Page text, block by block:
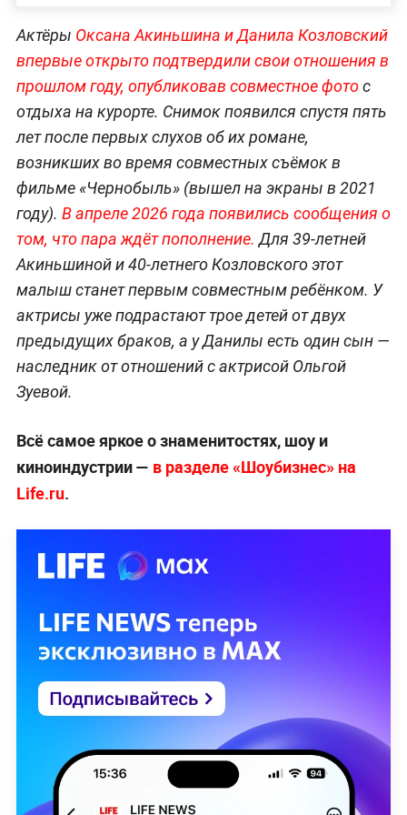
Актёры Оксана Акиньшина и Данила Козловский
впервые открыто подтвердили свои отношения в
прошлом году, опубликовав совместное фотос
отдыха на курорте. Снимок появился спустя пять
лет после первых слухов об их романе,
возникших во время совместных съёмок в
фильме «Чернобыль» (вышел на экраны в 2021
году). В апреле 2026 года появились сообщения о
том, что пара ждёт пополнение.Для 39-летней
Акиньшиной и 40-летнего Козловского этот
малыш станет первым совместным ребёнком. У
актрисы уже подрастают трое детей от двух
предыдущих браков, а у Данилы есть один сын —
наследник от отношений с актрисой Ольгой
Зуевой.
Всё самое яркое о знаменитостях, шоу и
киноиндустрии — в разделе «Шоубизнес» на
Life.ru.